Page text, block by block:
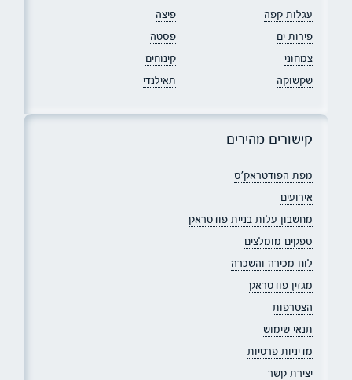
עגלות קפה
פיצה
פירות ים
פסטה
צמחוני
קינוחים
שקשוקה
תאילנדי
קישורים מהירים
מפת הפודטראק׳ס
אירועים
מחשבון עלות בניית פודטראק
ספקים מומלצים
לוח מכירה והשכרה
מגזין פודטראק
הצטרפות
תנאי שימוש
מדיניות פרטיות
יצירת קשר